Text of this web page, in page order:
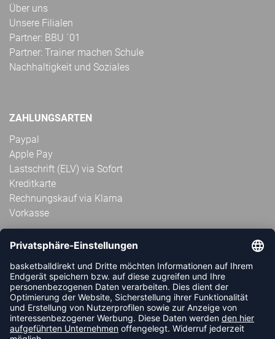
Über uns
Unsere Filialen
Partner: BBU ´01
Partner: Trainer machen Schule
Nachhaltigkeit und Soziales
ZAHLUNGSARTEN
Paypal
Apple Pay
Lastschrift (ELV) via Sofort
Kreditkarte
Rechnungskauf via Klarna
Vorkasse
ABONNIERE JETZT DEN KOSTENLOSEN
HANDBALLDIREKT-NEWSLETTER UND VERPASSE KEINE
NEUIGKEIT ODER AKTION MEHR.
JETZT ANMELDEN